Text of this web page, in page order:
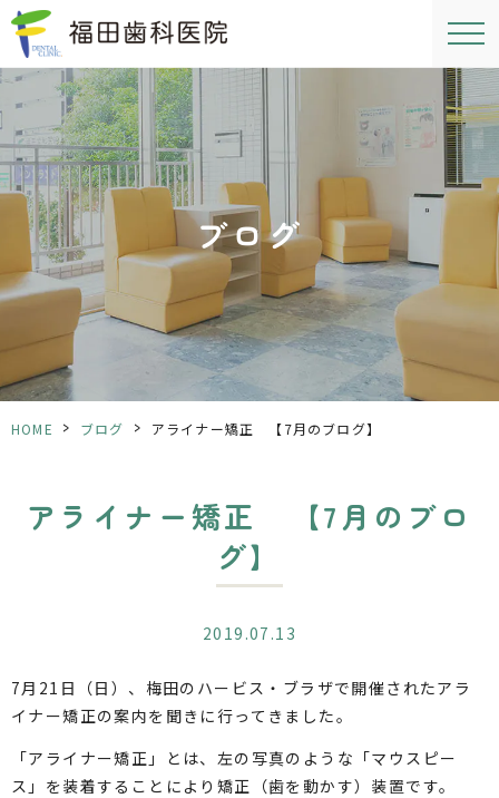
ブログ
HOME > ブログ > アライナー矯正 【7月のブログ】
アライナー矯正 【7月のブロ
グ】
2019.07.13
7月21日（日）、梅田のハービス・ブラザで開催されたアラ
イナー矯正の案内を聞きに行ってきました。
「アライナー矯正」とは、左の写真のような「マウスピー
ス」を装着することにより矯正（歯を動かす）装置です。